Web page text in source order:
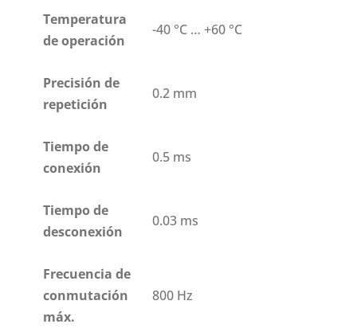
Temperatura
de operación
-40 °C … +60 °C
Precisión de
repetición
0.2 mm
Tiempo de
conexión
0.5 ms
Tiempo de
desconexión
0.03 ms
Frecuencia de
conmutación
máx.
800 Hz